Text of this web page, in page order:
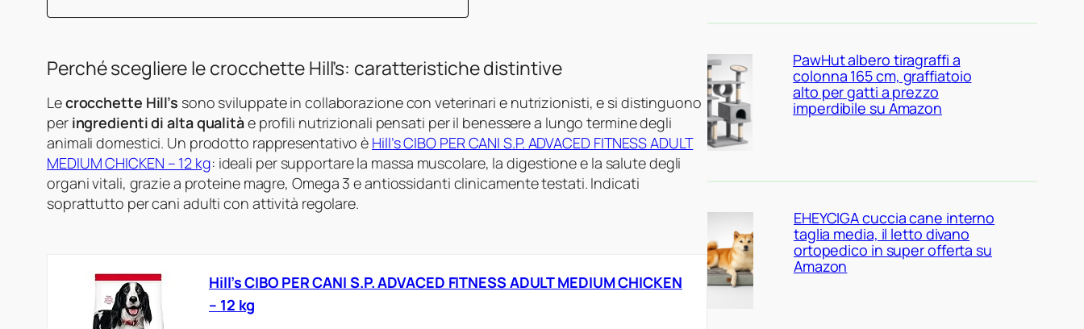
Perché scegliere le crocchette Hill’s: caratteristiche distintive
Lecrocchette Hill’s sono sviluppate in collaborazione con veterinari e nutrizionisti, e si distinguono
per ingredienti di alta qualitàe profili nutrizionali pensati per il benessere a lungo termine degli
animali domestici. Un prodotto rappresentativo è Hill’s CIBO PER CANI S.P. ADVACED FITNESS ADULT
MEDIUM CHICKEN – 12 kg: ideali per supportare la massa muscolare, la digestione e la salute degli
organi vitali, grazie a proteine magre, Omega 3 e antiossidanti clinicamente testati. Indicati
soprattutto per cani adulti con attività regolare.
Hill’s CIBO PER CANI S.P. ADVACED FITNESS ADULT MEDIUM CHICKEN
– 12 kg
PawHut albero tiragraffi a
colonna 165 cm, graffiatoio
alto per gatti a prezzo
imperdibile su Amazon
EHEYCIGA cuccia cane interno
taglia media, il letto divano
ortopedico in super offerta su
Amazon